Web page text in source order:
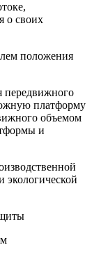
о своих
положения
передвижного
платформу
объемом
и
экологической